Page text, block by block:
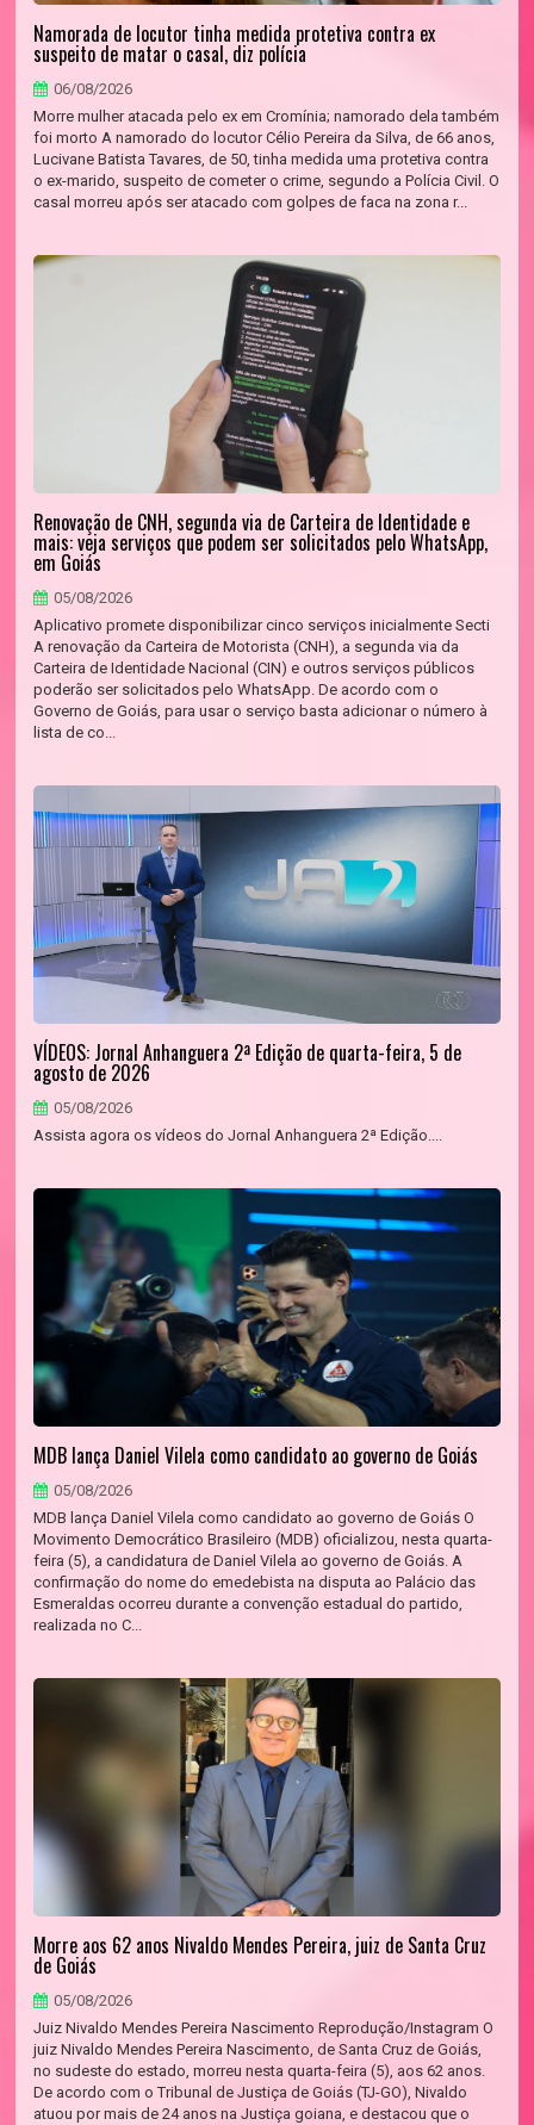
Namorada de locutor tinha medida protetiva contra ex
suspeito de matar o casal, diz polícia
06/08/2026
Morre mulher atacada pelo ex em Cromínia; namorado dela também
foi morto A namorado do locutor Célio Pereira da Silva, de 66 anos,
Lucivane Batista Tavares, de 50, tinha medida uma protetiva contra
o ex-marido, suspeito de cometer o crime, segundo a Polícia Civil. O
casal morreu após ser atacado com golpes de faca na zona r...
Renovação de CNH, segunda via de Carteira de Identidade e
mais: veja serviços que podem ser solicitados pelo WhatsApp,
em Goiás
05/08/2026
Aplicativo promete disponibilizar cinco serviços inicialmente Secti
A renovação da Carteira de Motorista (CNH), a segunda via da
Carteira de Identidade Nacional (CIN) e outros serviços públicos
poderão ser solicitados pelo WhatsApp. De acordo com o
Governo de Goiás, para usar o serviço basta adicionar o número à
lista de co...
VÍDEOS: Jornal Anhanguera 2ª Edição de quarta-feira, 5 de
agosto de 2026
05/08/2026
Assista agora os vídeos do Jornal Anhanguera 2ª Edição....
MDB lança Daniel Vilela como candidato ao governo de Goiás
05/08/2026
MDB lança Daniel Vilela como candidato ao governo de Goiás O
Movimento Democrático Brasileiro (MDB) oficializou, nesta quarta-
feira (5), a candidatura de Daniel Vilela ao governo de Goiás. A
confirmação do nome do emedebista na disputa ao Palácio das
Esmeraldas ocorreu durante a convenção estadual do partido,
realizada no C...
Morre aos 62 anos Nivaldo Mendes Pereira, juiz de Santa Cruz
de Goiás
05/08/2026
Juiz Nivaldo Mendes Pereira Nascimento Reprodução/Instagram O
juiz Nivaldo Mendes Pereira Nascimento, de Santa Cruz de Goiás,
no sudeste do estado, morreu nesta quarta-feira (5), aos 62 anos.
De acordo com o Tribunal de Justiça de Goiás (TJ-GO), Nivaldo
atuou por mais de 24 anos na Justiça goiana, e destacou que o